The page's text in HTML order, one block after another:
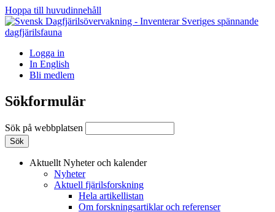
Hoppa till huvudinnehåll
Logga in
In English
Bli medlem
Sökformulär
Sök på webbplatsen
Aktuellt Nyheter och kalender
Nyheter
Aktuell fjärilsforskning
Hela artikellistan
Om forskningsartiklar och referenser